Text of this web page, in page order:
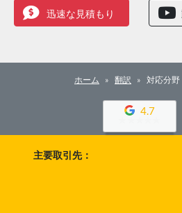
迅速な見積もり
ホーム 翻訳 対応分野
4.7
主要取引先：